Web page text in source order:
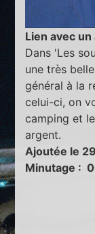
Lien avec
Dans 'Les
une très
général à la
celui-ci, on
camping et
argent.
Ajoutée le
Minutage :